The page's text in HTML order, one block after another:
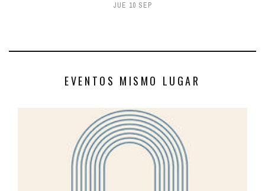
JUE 10 SEP
EVENTOS MISMO LUGAR